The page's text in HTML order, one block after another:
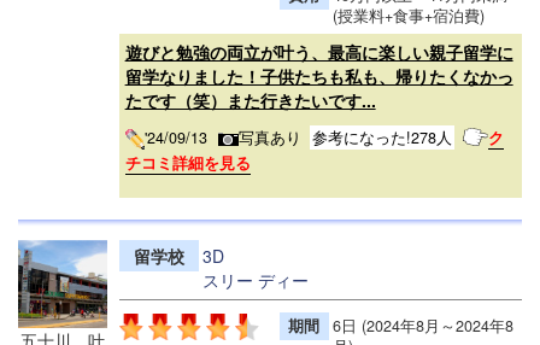
(授業料+食事+宿泊費)
遊びと勉強の両立が叶う、最高に楽しい親子留学に
留学なりました！子供たちも私も、帰りたくなかっ
たです（笑）また行きたいです...
'24/09/13 写真あり 参考になった!278人
ク
チコミ詳細を見る
留学校
3D
スリー ディー
期間
6日 (2024年8月～2024年8